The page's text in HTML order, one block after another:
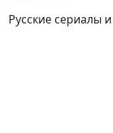
Русские сериалы